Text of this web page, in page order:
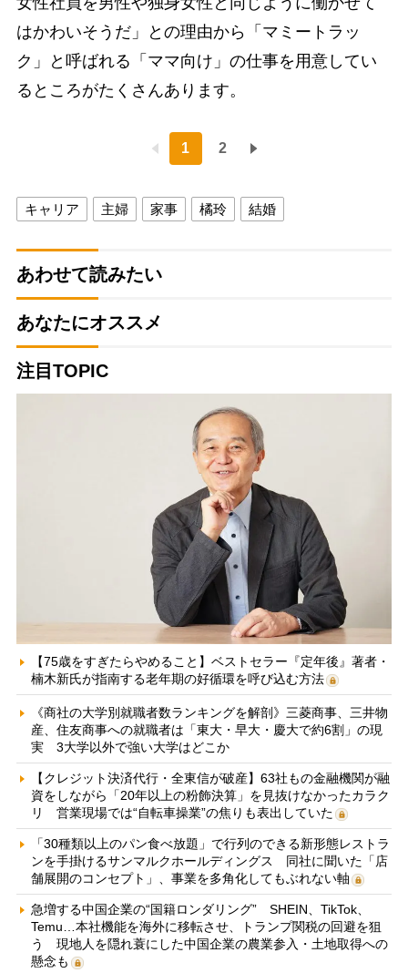
はかわいそうだ」との理由から「マミートラッ
ク」と呼ばれる「ママ向け」の仕事を用意してい
るところがたくさんあります。
1 2
キャリア 主婦 家事 橘玲 結婚
あわせて読みたい
あなたにオススメ
注目TOPIC
【75歳をすぎたらやめること】ベストセラー『定年後』著者・
楠木新氏が指南する老年期の好循環を呼び込む方法
《商社の大学別就職者数ランキングを解剖》三菱商事、三井物
産、住友商事への就職者は「東大・早大・慶大で約6割」の現
実 3大学以外で強い大学はどこか
【クレジット決済代行・全東信が破産】63社もの金融機関が融
資をしながら「20年以上の粉飾決算」を見抜けなかったカラク
リ 営業現場では“自転車操業”の焦りも表出していた
「30種類以上のパン食べ放題」で行列のできる新形態レストラ
ンを手掛けるサンマルクホールディングス 同社に聞いた「店
舗展開のコンセプト」、事業を多角化してもぶれない軸
急増する中国企業の“国籍ロンダリング” SHEIN、TikTok、
Temu…本社機能を海外に移転させ、トランプ関税の回避を狙
う 現地人を隠れ蓑にした中国企業の農業参入・土地取得への
懸念も